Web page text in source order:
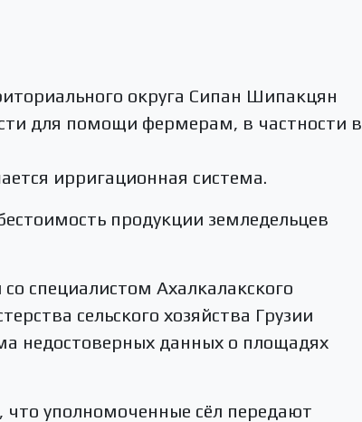
округа Сипан Шипакцян
для помощи фермерам, в частности в
ирригационная система.
продукции земледельцев
специалистом Ахалкалакского
сельского хозяйства Грузии
недостоверных данных о площадях
уполномоченные сёл передают